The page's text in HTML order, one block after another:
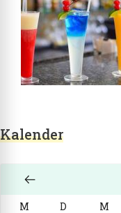
Kalender
M D M